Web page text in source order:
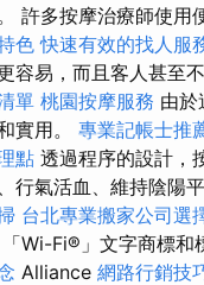
許多按摩治療師使用
色 快速有效的找人服
更容易，而且客人甚至
單 桃園按摩服務 由於
實用。 專業記帳士推
點 透過程序的設計，
行氣活血、維持陰陽
台北專業搬家公司選
「Wi-Fi®」文字商標和
Alliance 網路行銷技